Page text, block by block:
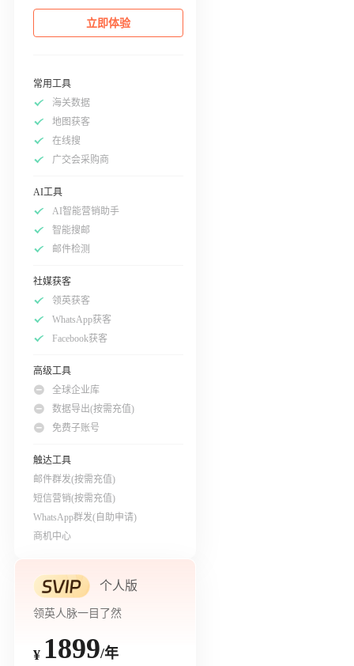
立即体验
常用工具
海关数据
地图获客
在线搜
广交会采购商
AI工具
AI智能营销助手
智能搜邮
邮件检测
社媒获客
领英获客
WhatsApp获客
Facebook获客
高级工具
全球企业库
数据导出(按需充值)
免费子账号
触达工具
邮件群发(按需充值)
短信营销(按需充值)
WhatsApp群发(自助申请)
商机中心
个人版
领英人脉一目了然
¥ 1899/年